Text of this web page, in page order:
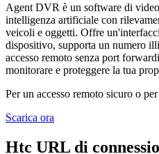
Agent DVR è un software di
intelligenza artificiale con
veicoli e oggetti. Offre
dispositivo, supporta un numero
accesso remoto senza port
monitorare e proteggere la tua
Per un accesso remoto sicuro o
Scarica ora
Htc URL di